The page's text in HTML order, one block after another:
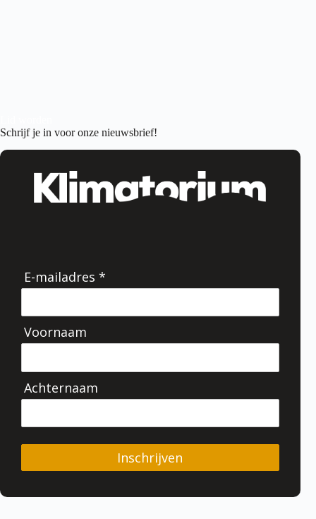
Schrijf je in voor onze nieuwsbrief!
E-mailadres *
Voornaam
Achternaam
Inschrijven